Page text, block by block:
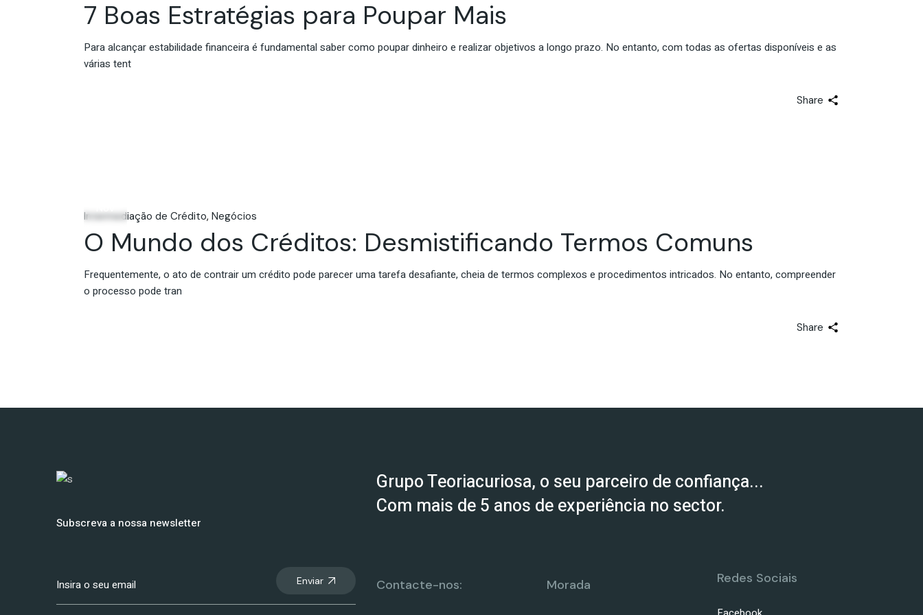
7 Boas Estratégias para Poupar Mais
Para alcançar estabilidade financeira é fundamental saber como poupar dinheiro e realizar objetivos a longo prazo. No entanto, com todas as ofertas disponíveis e as
várias tent
Share
Intermediação de Crédito Negócios
O Mundo dos Créditos: Desmistificando Termos Comuns
Frequentemente, o ato de contrair um crédito pode parecer uma tarefa desafiante, cheia de termos complexos e procedimentos intricados. No entanto, compreender
o processo pode tran
Share
Subscreva a nossa newsletter
Grupo Teoriacuriosa, o seu parceiro de confiança...
Com mais de 5 anos de experiência no sector.
Enviar Contacte-nos: Morada Redes Sociais